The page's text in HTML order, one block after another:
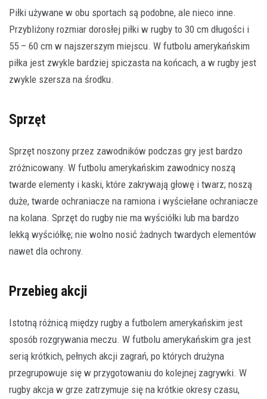
Piłki używane w obu sportach są podobne, ale nieco inne.
Przybliżony rozmiar dorosłej piłki w rugby to 30 cm długości i
55 – 60 cm w najszerszym miejscu. W futbolu amerykańskim
piłka jest zwykle bardziej spiczasta na końcach, a w rugby jest
zwykle szersza na środku.
Sprzęt
Sprzęt noszony przez zawodników podczas gry jest bardzo
zróżnicowany. W futbolu amerykańskim zawodnicy noszą
twarde elementy i kaski, które zakrywają głowę i twarz; noszą
duże, twarde ochraniacze na ramiona i wyściełane ochraniacze
na kolana. Sprzęt do rugby nie ma wyściółki lub ma bardzo
lekką wyściółkę; nie wolno nosić żadnych twardych elementów
nawet dla ochrony.
Przebieg akcji
Istotną różnicą między rugby a futbolem amerykańskim jest
sposób rozgrywania meczu. W futbolu amerykańskim gra jest
serią krótkich, pełnych akcji zagrań, po których drużyna
przegrupowuje się w przygotowaniu do kolejnej zagrywki. W
rugby akcja w grze zatrzymuje się na krótkie okresy czasu,